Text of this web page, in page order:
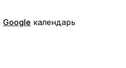
Google календарь